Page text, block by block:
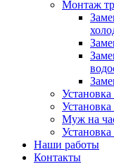
Монтаж
Муж на
Наши работы
Контакты